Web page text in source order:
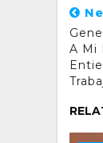
A Mi